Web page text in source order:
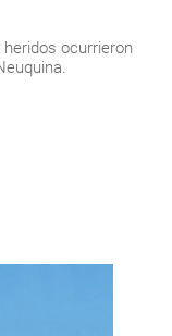
ocurrieron